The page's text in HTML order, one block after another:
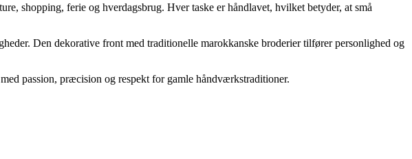
shopping, ferie og hverdagsbrug. Hver taske er håndlavet, hvilket betyder, at små
Den dekorative front med traditionelle marokkanske broderier tilfører personlighed og
passion, præcision og respekt for gamle håndværkstraditioner.